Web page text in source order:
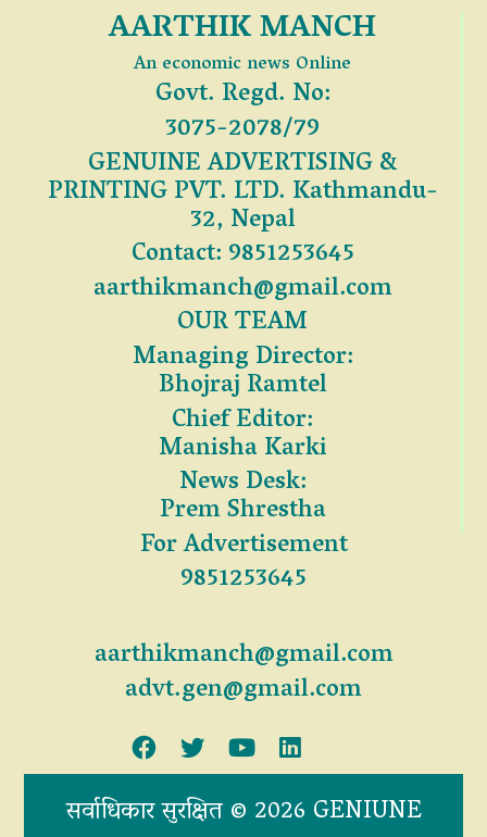
AARTHIK MANCH
An economic news Online
Govt. Regd. No:
3075-2078/79
GENUINE ADVERTISING &
PRINTING PVT. LTD. Kathmandu-
32, Nepal
Contact: 9851253645
aarthikmanch@gmail.com
OUR TEAM
Managing Director:
Bhojraj Ramtel
Chief Editor:
Manisha Karki
News Desk:
Prem Shrestha
For Advertisement
9851253645
aarthikmanch@gmail.com
advt.gen@gmail.com
सर्वाधिकार सुरक्षित © 2026 GENIUNE